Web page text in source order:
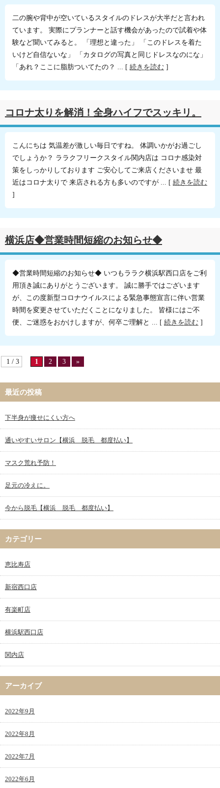
二の腕や背中が空いているスタイルのドレスが大半だと言われ
ています。 実際にプランナーと話す機会があったので試着や体
験など聞いてみると。 「理想と違った」 「このドレスを着た
いけど自信ないな」 「カタログの写真と同じドレスなのにな」
「あれ？ここに脂肪ついてたの？ ... [ 続きを読む ]
コロナ太りを解消！全身ハイフでスッキリ。
こんにちは 気温差が激しい毎日ですね。 体調いかがお過ごし
でしょうか？ ララクフリークスタイル関内店は コロナ感染対
策をしっかりしております ご安心してご来店くださいませ 最
近はコロナ太りで 来店される方も多いのですが ... [ 続きを読む
]
横浜店◆営業時間短縮のお知らせ◆
◆営業時間短縮のお知らせ◆ いつもララク横浜駅西口店をご利
用頂き誠にありがとうございます。 誠に勝手ではございます
が、この度新型コロナウイルスによる緊急事態宣言に伴い営業
時間を変更させていただくことになりました。 皆様にはご不
便、ご迷惑をおかけしますが、何卒ご理解と ... [ 続きを読む ]
1 / 3 1 2 3 »
最近の投稿
下半身が痩せにくい方へ
通いやすいサロン【横浜 脱毛 都度払い】
マスク荒れ予防！
足元の冷えに。
今から脱毛【横浜 脱毛 都度払い】
カテゴリー
恵比寿店
新宿西口店
有楽町店
横浜駅西口店
関内店
アーカイブ
2022年9月
2022年8月
2022年7月
2022年6月